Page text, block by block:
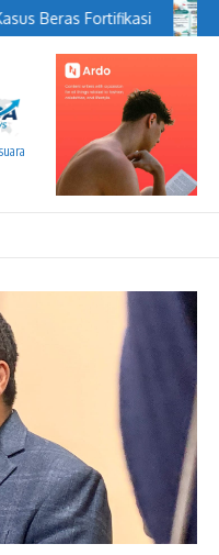
Beras Fortifikasi